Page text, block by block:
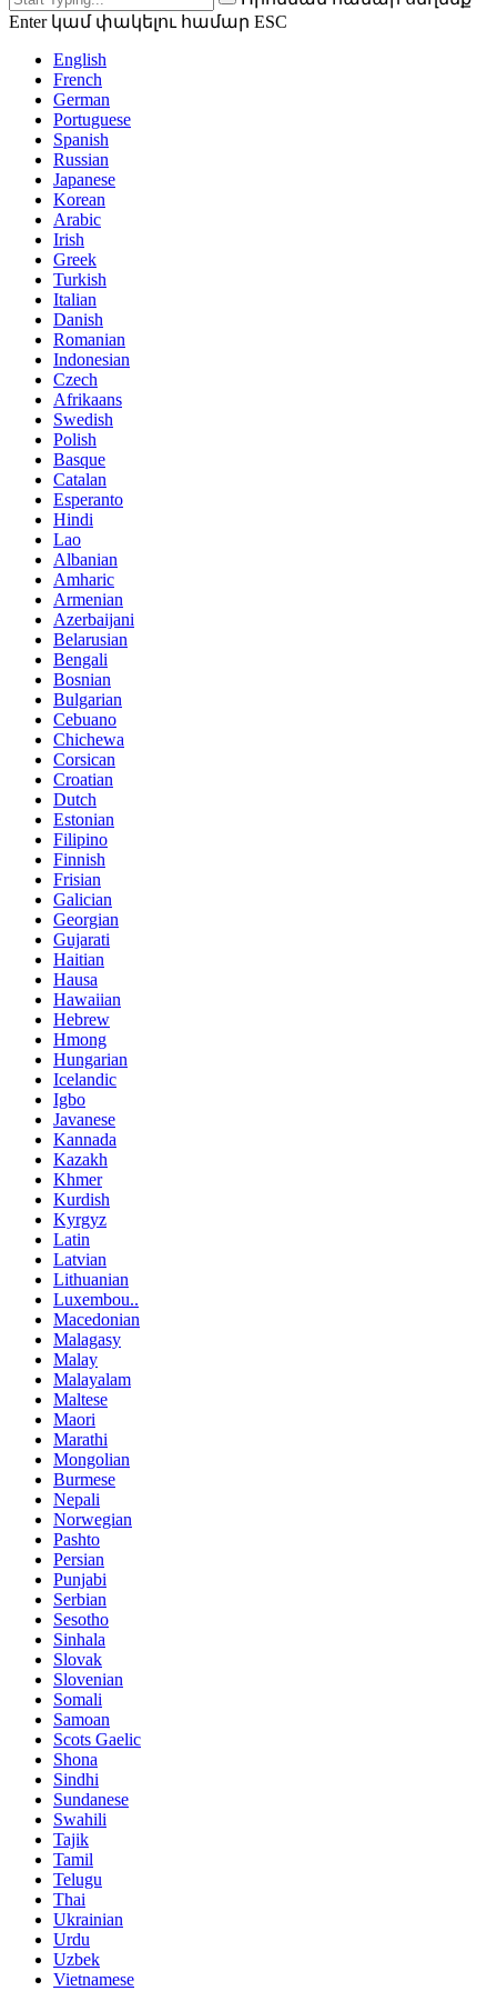
Enter կամ փակելու համար ESC
English
French
German
Portuguese
Spanish
Russian
Japanese
Korean
Arabic
Irish
Greek
Turkish
Italian
Danish
Romanian
Indonesian
Czech
Afrikaans
Swedish
Polish
Basque
Catalan
Esperanto
Hindi
Lao
Albanian
Amharic
Armenian
Azerbaijani
Belarusian
Bengali
Bosnian
Bulgarian
Cebuano
Chichewa
Corsican
Croatian
Dutch
Estonian
Filipino
Finnish
Frisian
Galician
Georgian
Gujarati
Haitian
Hausa
Hawaiian
Hebrew
Hmong
Hungarian
Icelandic
Igbo
Javanese
Kannada
Kazakh
Khmer
Kurdish
Kyrgyz
Latin
Latvian
Lithuanian
Luxembou..
Macedonian
Malagasy
Malay
Malayalam
Maltese
Maori
Marathi
Mongolian
Burmese
Nepali
Norwegian
Pashto
Persian
Punjabi
Serbian
Sesotho
Sinhala
Slovak
Slovenian
Somali
Samoan
Scots Gaelic
Shona
Sindhi
Sundanese
Swahili
Tajik
Tamil
Telugu
Thai
Ukrainian
Urdu
Uzbek
Vietnamese